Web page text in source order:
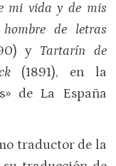
mi vida y de mis
de letras
y Tartarín de
(1891), en la
de La España
traductor de la